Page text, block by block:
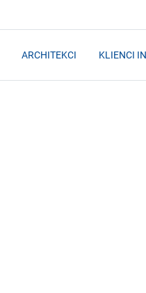
ARCHITEKCI KLIENCI